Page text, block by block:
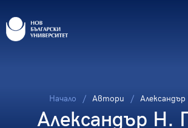
Начало Автори
Александър Н.